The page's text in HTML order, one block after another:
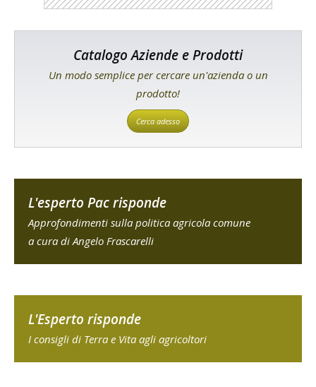
Catalogo Aziende e Prodotti
Un modo semplice per cercare un'azienda o un
prodotto!
Cerca adesso
L'esperto Pac risponde
Approfondimenti sulla politica agricola comune
a cura di Angelo Frascarelli
L'Esperto risponde
I consigli di Terra e Vita agli agricoltori